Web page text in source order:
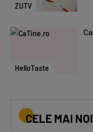
ZUTV
HelloTaste
CELE MAI NOI